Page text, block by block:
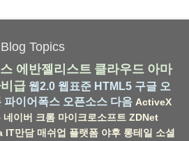
Blog Topics
에반젤리스트 클라우드 아마
급 웹2.0 웹표준 HTML5 구글 오
파이어폭스 오픈소스 다음 ActiveX
네이버 크롬 마이크로소프트 ZDNet
IT만담 매쉬업 플랫폼 야후 롱테일 소셜